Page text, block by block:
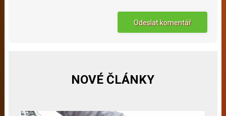
NOVÉ ČLÁNKY